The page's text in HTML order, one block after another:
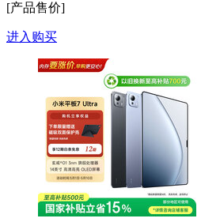
[产品售价]
进入购买